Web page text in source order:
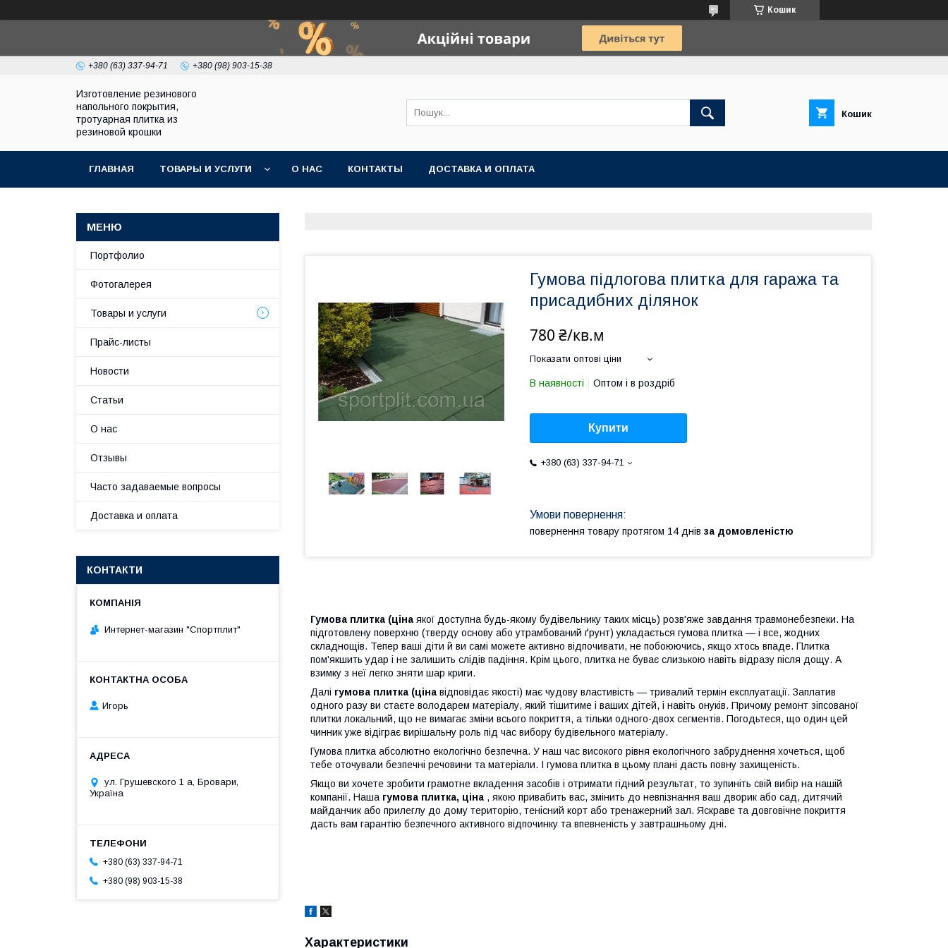
Кошик
+380 (63) 337-94-71 +380 (98) 903-15-38
Изготовление резинового
напольного покрытия,
тротуарная плитка из
резиновой крошки
Кошик
ГЛАВНАЯ ТОВАРЫ И УСЛУГИ О НАС КОНТАКТЫ ДОСТАВКА И ОПЛАТА
Гумова підлогова плитка для гаража та
присадибних ділянок
780 ₴/кв.м
Показати оптові ціни
В наявності Оптом і в роздріб
Купити
+380 (63) 337-94-71
повернення товару протягом 14 днів за домовленістю
Гумова плитка (ціна якої доступна будь-якому будівельнику таких місць) розв'яже завдання травмонебезпеки. На
підготовлену поверхню (тверду основу або утрамбований ґрунт) укладається гумова плитка — і все, жодних
складнощів. Тепер ваші діти й ви самі можете активно відпочивати, не побоюючись, якщо хтось впаде. Плитка
пом'якшить удар і не залишить слідів падіння. Крім цього, плитка не буває слизькою навіть відразу після дощу. А
взимку з неї легко зняти шар криги.
Далі гумова плитка (ціна відповідає якості) має чудову властивість — тривалий термін експлуатації. Заплатив
одного разу ви стаєте володарем матеріалу, який тішитиме і ваших дітей, і навіть онуків. Причому ремонт зіпсованої
плитки локальний, що не вимагає зміни всього покриття, а тільки одного-двох сегментів. Погодьтеся, що один цей
чинник уже відіграє вирішальну роль під час вибору будівельного матеріалу.
Гумова плитка абсолютно екологічно безпечна. У наш час високого рівня екологічного забруднення хочеться, щоб
тебе оточували безпечні речовини та матеріали. І гумова плитка в цьому плані дасть повну захищеність.
Якщо ви хочете зробити грамотне вкладення засобів і отримати гідний результат, то зупиніть свій вибір на нашій
компанії. Наша гумова плитка, ціна , якою привабить вас, змінить до невпізнання ваш дворик або сад, дитячий
майданчик або прилеглу до дому територію, тенісний корт або тренажерний зал. Яскраве та довговічне покриття
дасть вам гарантію безпечного активного відпочинку та впевненість у завтрашньому дні.
Характеристики
Портфолио
Фотогалерея
Товары и услуги
Прайс-листы
Новости
Статьи
О нас
Отзывы
Часто задаваемые вопросы
Доставка и оплата
КОНТАКТИ
Интернет-магазин "Спортплит"
Игорь
ул. Грушевского 1 а, Бровари,
Україна
+380 (63) 337-94-71
+380 (98) 903-15-38